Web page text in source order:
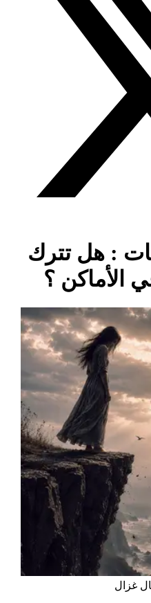
: هل تترك
الأماكن ؟
غزال